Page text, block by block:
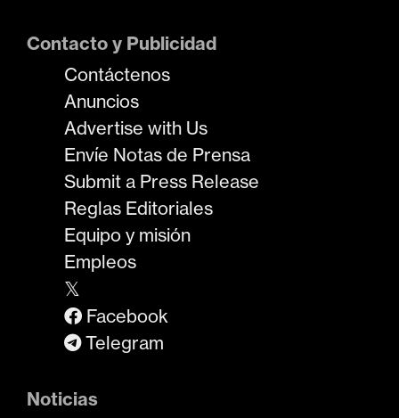
Contacto y Publicidad
Contáctenos
Anuncios
Advertise with Us
Envíe Notas de Prensa
Submit a Press Release
Reglas Editoriales
Equipo y misión
Empleos
𝕏
Facebook
Telegram
Noticias